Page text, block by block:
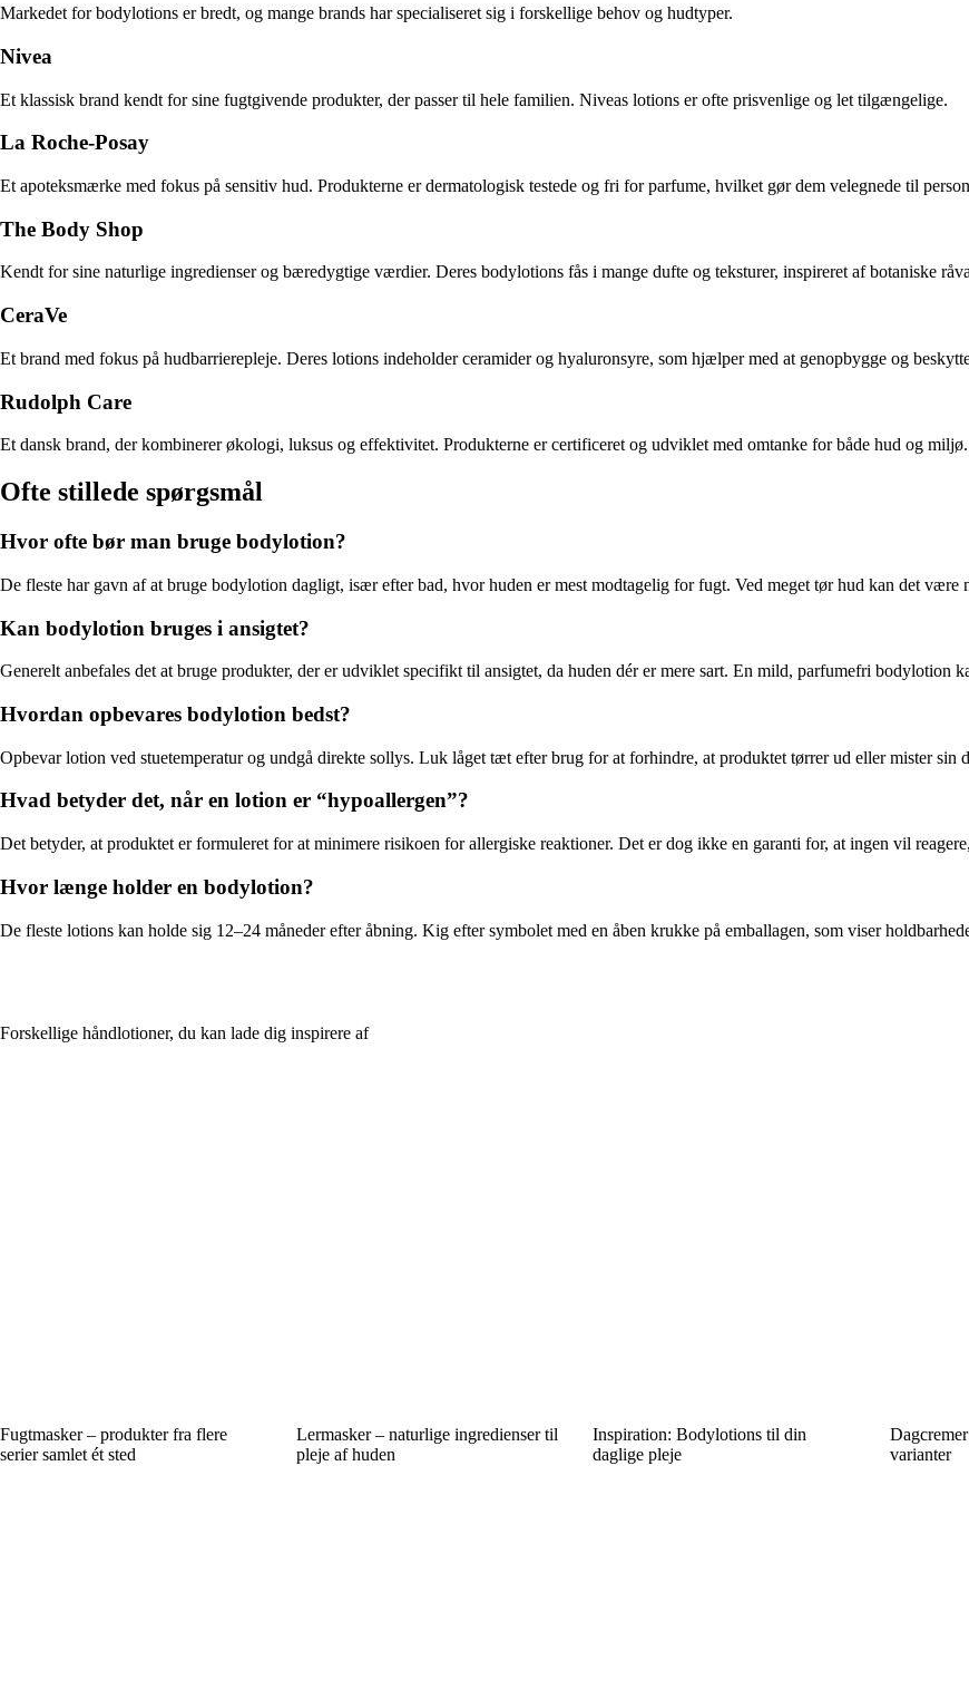
Markedet for bodylotions er bredt, og mange brands har specialiseret sig i forskellige behov og hudtyper.
Nivea
Et klassisk brand kendt for sine fugtgivende produkter, der passer til hele familien. Niveas lotions er ofte prisvenlige og let tilgængelige.
La Roche-Posay
Et apoteksmærke med fokus på sensitiv hud. Produkterne er dermatologisk testede og fri for parfume, hvilket gør dem velegnede til
The Body Shop
Kendt for sine naturlige ingredienser og bæredygtige værdier. Deres bodylotions fås i mange dufte og teksturer, inspireret af botaniske
CeraVe
Et brand med fokus på hudbarrierepleje. Deres lotions indeholder ceramider og hyaluronsyre, som hjælper med at genopbygge og
Rudolph Care
Et dansk brand, der kombinerer økologi, luksus og effektivitet. Produkterne er certificeret og udviklet med omtanke for både hud og miljø.
Ofte stillede spørgsmål
Hvor ofte bør man bruge bodylotion?
De fleste har gavn af at bruge bodylotion dagligt, især efter bad, hvor huden er mest modtagelig for fugt. Ved meget tør hud kan det være
Kan bodylotion bruges i ansigtet?
Generelt anbefales det at bruge produkter, der er udviklet specifikt til ansigtet, da huden dér er mere sart. En mild, parfumefri bodylotion
Hvordan opbevares bodylotion bedst?
Opbevar lotion ved stuetemperatur og undgå direkte sollys. Luk låget tæt efter brug for at forhindre, at produktet tørrer ud eller mister sin
Hvad betyder det, når en lotion er “hypoallergen”?
Det betyder, at produktet er formuleret for at minimere risikoen for allergiske reaktioner. Det er dog ikke en garanti for, at ingen vil
Hvor længe holder en bodylotion?
De fleste lotions kan holde sig 12–24 måneder efter åbning. Kig efter symbolet med en åben krukke på emballagen, som viser
Forskellige håndlotioner, du kan lade dig inspirere af
Fugtmasker – produkter fra flere
serier samlet ét sted
Lermasker – naturlige ingredienser til
pleje af huden
Inspiration: Bodylotions til din
daglige pleje
varianter